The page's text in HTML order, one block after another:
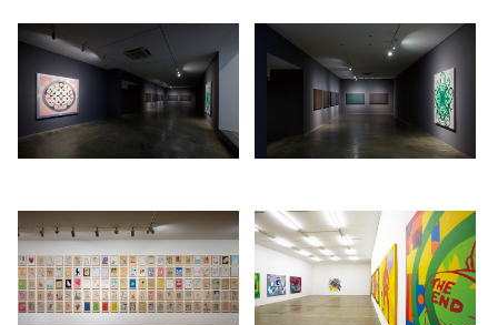
artistic process of self-selecting and organizing. MeeNa Park has
exhibited widely in Korea and abroad. Her recent exhibitions include a
solo exhibition at the Koreart Center in Busan (2009), group exhibitions
at Centro Cultural Montehermoso in Spain (2010), Marugame Museum
of Contemporary Art in Japan (2009) and Atelier Hermès in Seoul
(2009). She has participated in the artist residency at Tokyo Wonder
is the 9th solo exhibition held by the artist, the third exhibition at Kukje
Gallery following a three-man exhibition in 2004 and two-man exhibition
in 2008.
잉’ 200점이다. 이 가운데 전시의 주력은, (2007년 시작된) ‘딩뱃 회화’
연작이다. 미술 평론가 임근준은 박미나의 ‘딩뱃 회화’ 연작을 이렇게 논
했다. “딩뱃(dingbat)은 “인쇄물에 흔히 쓰이는 형상을 쉽게 문자와 조합
할 수 있도록 활자 형태로 제작한 물건”이다. 그런데, 오늘 디지털화된
딩뱃은 키보드의 문자 배열에 맞춰 한 벌로 구성되는 것이 보통이다. 딩
뱃 글꼴(font)을 선택해놓고 자판을 두드리면, 각종 약호와 그림 문자 등
이 문자 대신 타자된다. 그리고 예나 지금이나 글꼴을 디자인하는 이들
적 감성이나 환상 따위를 투여할 여지가 별로 없다. 하지만, 댕뱃을 만
들 때는 좀 다르다. 글꼴의 마이너리그라 할 수 있는 딩뱃을 만들 때, 타
이포그래퍼들은 갑자기 이상한 개성을 표출하기도 한다. 따라서 순전히
기능적인 딩뱃도 있지만, 아주 이상한 내용을 담은 딩뱃도 적잖다. 박미
나가 최초로 제작한 ‘딩뱃 회화’의 제목은 <ㅠㅛㄷㅗㄷㅣㅣㅐㄴㅐㄱㄱ
/upload/installations/64dabe205f0e2b89ba2c697e8f5199bc.jpg
/upload/installations/
/upload/installations/62a38ac2bc3e8b18f5b091a889f23e57.jpg
/upload/installations/